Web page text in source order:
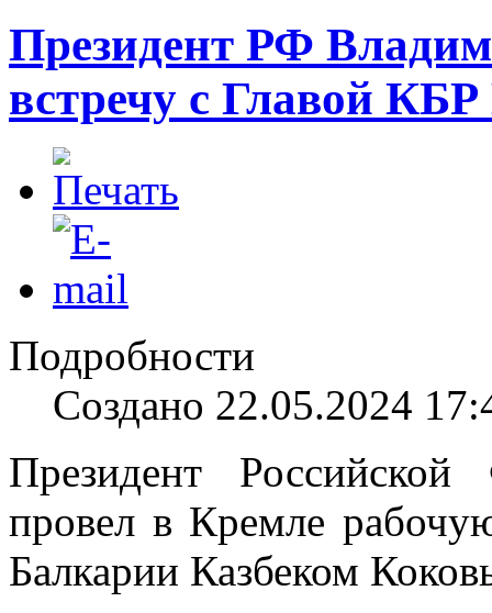
Президент РФ
встречу с Главой
Подробности
Создано 22.05.2024
Президент
провел в Кремле
Балкарии Казбеком